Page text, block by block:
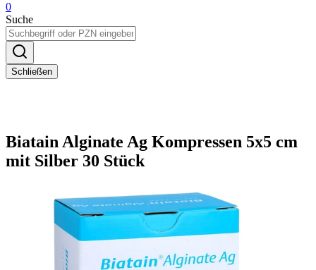
0
Suche
Schließen
Biatain Alginate Ag Kompressen 5x5 cm
mit Silber 30 Stück